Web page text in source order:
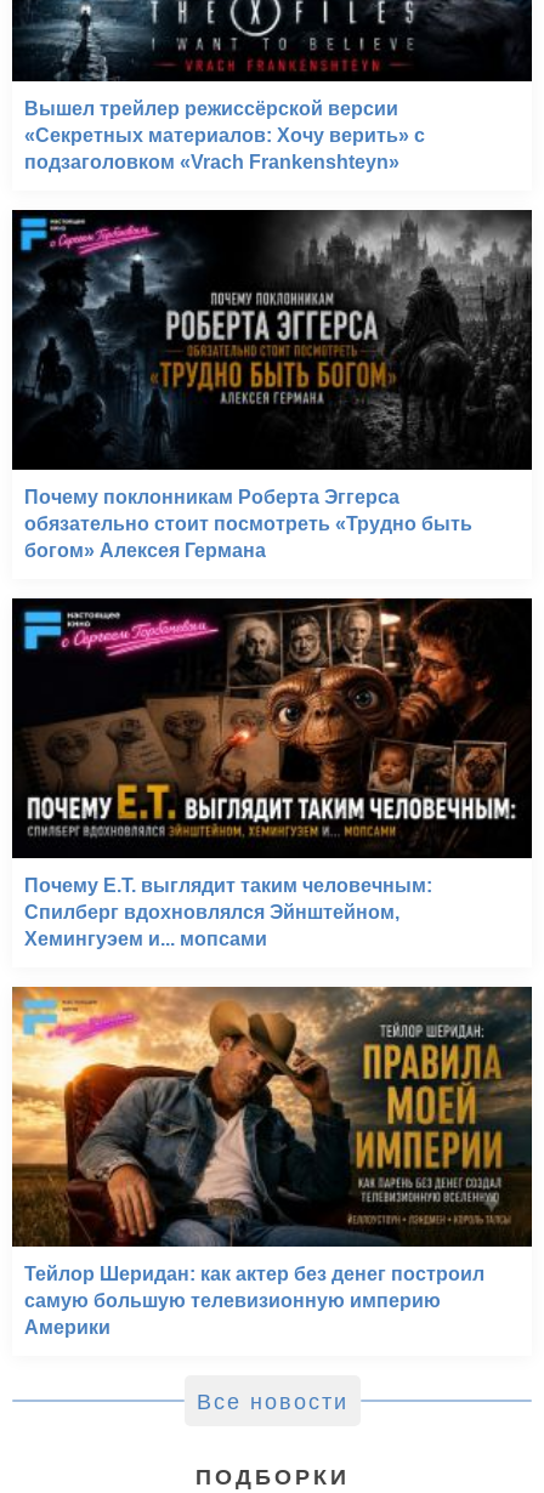
Вышел трейлер режиссёрской версии
«Секретных материалов: Хочу верить» с
подзаголовком «Vrach Frankenshteyn»
Почему поклонникам Роберта Эггерса
обязательно стоит посмотреть «Трудно быть
богом» Алексея Германа
Почему E.T. выглядит таким человечным:
Спилберг вдохновлялся Эйнштейном,
Хемингуэем и... мопсами
Тейлор Шеридан: как актер без денег построил
самую большую телевизионную империю
Америки
Все новости
ПОДБОРКИ